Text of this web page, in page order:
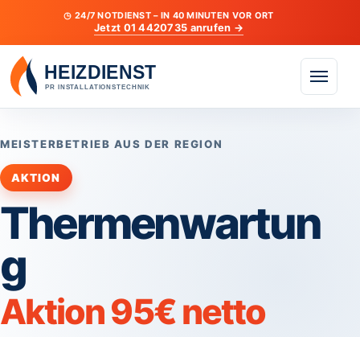
◷ 24/7 NOTDIENST – IN 40 MINUTEN VOR ORT
Jetzt 01 4420735 anrufen →
Menü
MEISTERBETRIEB AUS DER REGION
AKTION
Thermenwartun
g
Aktion 95€ netto